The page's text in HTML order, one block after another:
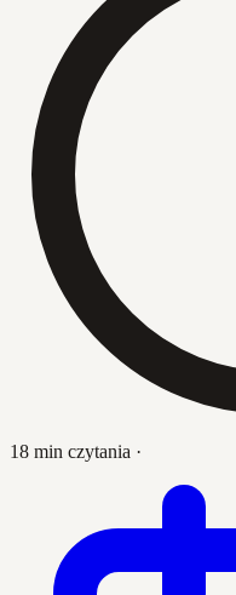
18 min czytania ·